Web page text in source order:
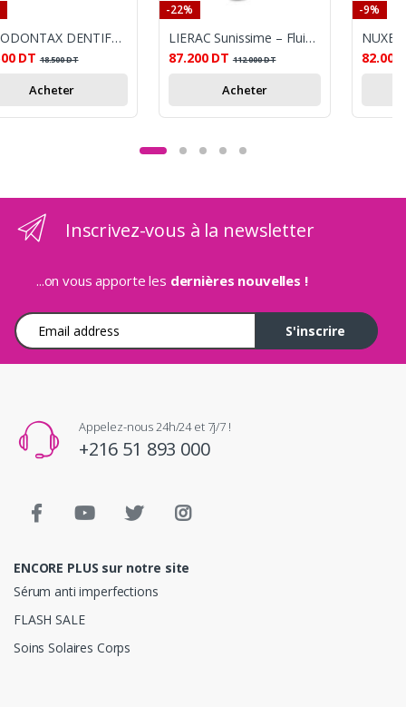
PARODONTAX DENTIFRICE EXTRA_FRESH
DT 18.500DT
Acheter
-22%
LIERAC Sunissime – Fluide Velouté Solaire SPF 50+
87.200 DT 112.000DT
Acheter
-9%
82.001
Inscrivez-vous à la newsletter
...on vous apporte les dernières nouvelles !
Adresse e-mail
S'inscrire
Appelez-nous 24h/24 et 7j/7 !
+216 51 893 000
ENCORE PLUS sur notre site
Sérum anti imperfections
FLASH SALE
Soins Solaires Corps